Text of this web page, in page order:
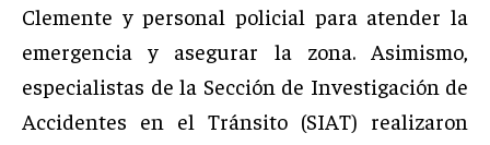
Clemente y personal policial para atender la
emergencia y asegurar la zona. Asimismo,
especialistas de la Sección de Investigación de
Accidentes en el Tránsito (SIAT) realizaron